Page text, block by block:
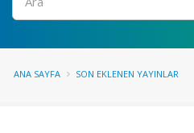
ANA SAYFA SON EKLENEN YAYINLAR